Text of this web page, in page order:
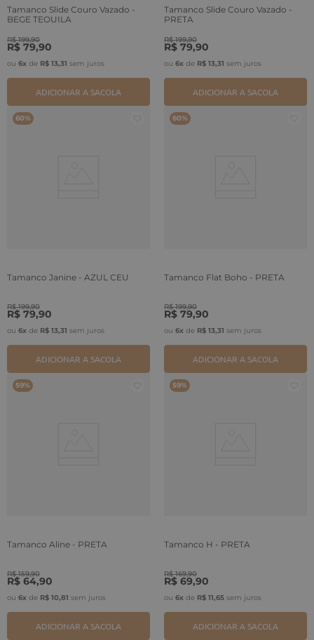
Tamanco Slide Couro Vazado -
BEGE TEQUILA
R$ 199,90
R$ 79,90
ou 6x de R$ 13,31 sem juros
ADICIONAR A SACOLA
Tamanco Slide Couro Vazado -
PRETA
R$ 199,90
R$ 79,90
ou 6x de R$ 13,31 sem juros
ADICIONAR A SACOLA
60%
Tamanco Janine - AZUL CEU
R$ 199,90
R$ 79,90
ou 6x de R$ 13,31 sem juros
ADICIONAR A SACOLA
60%
Tamanco Flat Boho - PRETA
R$ 199,90
R$ 79,90
ou 6x de R$ 13,31 sem juros
ADICIONAR A SACOLA
59%
Tamanco Aline - PRETA
R$ 159,90
R$ 64,90
ou 6x de R$ 10,81 sem juros
ADICIONAR A SACOLA
59%
Tamanco H - PRETA
R$ 169,90
R$ 69,90
ou 6x de R$ 11,65 sem juros
ADICIONAR A SACOLA